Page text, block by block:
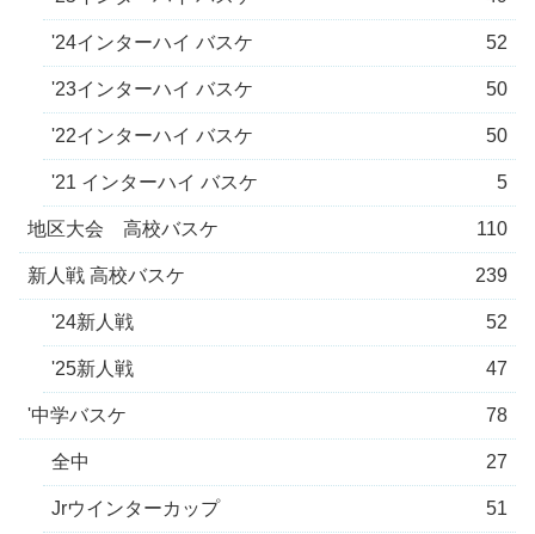
'24インターハイ バスケ 52
'23インターハイ バスケ 50
'22インターハイ バスケ 50
'21 インターハイ バスケ 5
地区大会 高校バスケ 110
新人戦 高校バスケ 239
'24新人戦 52
'25新人戦 47
'中学バスケ 78
全中 27
Jrウインターカップ 51